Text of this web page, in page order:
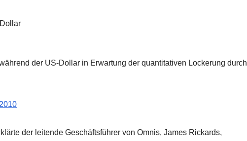
der US-Dollar in Erwartung der quantitativen Lockerung durch
der leitende Geschäftsführer von Omnis, James Rickards,